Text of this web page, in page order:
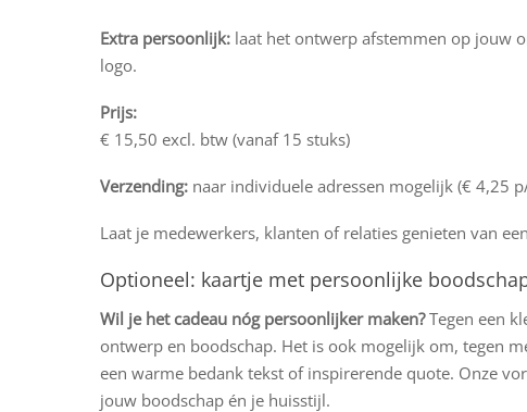
Extra persoonlijk: laat het ontwerp afstemmen op jouw
logo.
Prijs:
€ 15,50 excl. btw (vanaf 15 stuks)
Verzending: naar individuele adressen mogelijk (€ 4,25
Laat je medewerkers, klanten of relaties genieten van
Optioneel: kaartje met persoonlijke
Wil je het cadeau nóg persoonlijker maken?Tegen een
ontwerp en boodschap. Het is ook mogelijk om, tegen
een warme bedank tekst of inspirerende quote. Onze
jouw boodschap én je huisstijl.